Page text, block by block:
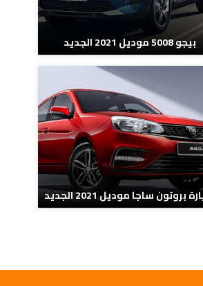
بيجو 5008 موديل 2021 الجديد
بروتون ساجا موديل 2021 الجديد